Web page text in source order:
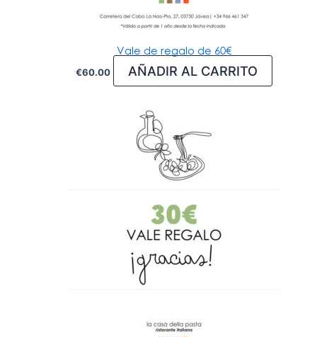
Vale de regalo de 60€
€60.00 AÑADIR AL CARRITO